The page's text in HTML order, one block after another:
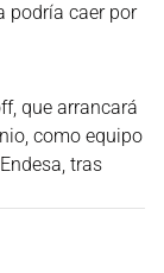
podría caer por
que arrancará
como equipo
tras